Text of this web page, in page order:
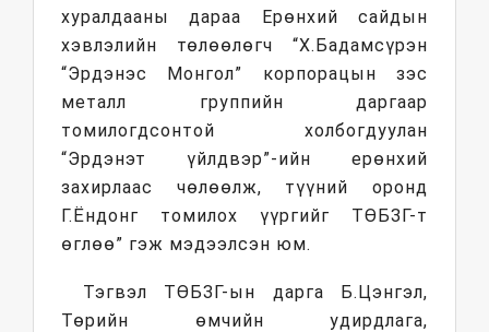
хуралдааны дараа Ерөнхий сайдын
хэвлэлийн төлөөлөгч “Х.Бадамсүрэн
“Эрдэнэс Монгол” корпорацын зэс
металл группийн даргаар
томилогдсонтой холбогдуулан
“Эрдэнэт үйлдвэр”-ийн ерөнхий
захирлаас чөлөөлж, түүний оронд
Г.Ёндонг томилох үүргийг ТӨБЗГ-т
өглөө” гэж мэдээлсэн юм.
Тэгвэл ТӨБЗГ-ын дарга Б.Цэнгэл,
Төрийн өмчийн удирдлага,